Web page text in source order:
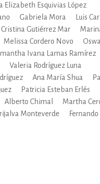
Elizabeth Esquivias López
Gabriela Mora
Luis
Cristina Gutiérrez Mar
Melissa Cordero Novo
Ivana Lamas Ramírez
Valeria Rodríguez Luna
Ana María Shua
Patricia Esteban Erlés
Alberto Chimal
Martha
Monteverde